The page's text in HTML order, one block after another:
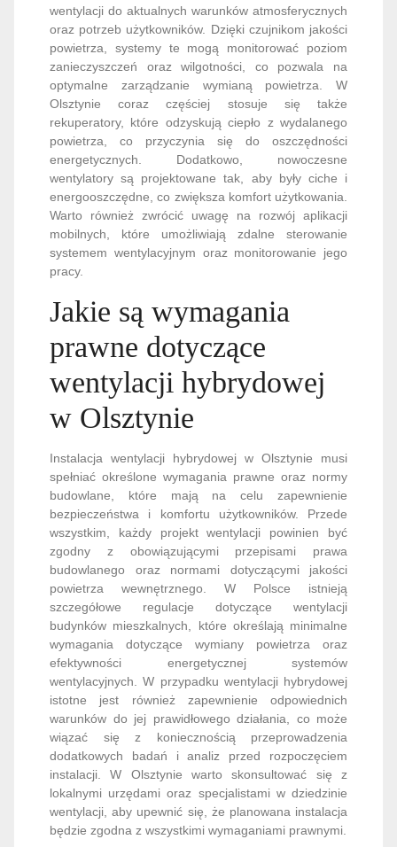
wentylacji do aktualnych warunków atmosferycznych
oraz potrzeb użytkowników. Dzięki czujnikom jakości
powietrza, systemy te mogą monitorować poziom
zanieczyszczeń oraz wilgotności, co pozwala na
optymalne zarządzanie wymianą powietrza. W
Olsztynie coraz częściej stosuje się także
rekuperatory, które odzyskują ciepło z wydalanego
powietrza, co przyczynia się do oszczędności
energetycznych. Dodatkowo, nowoczesne
wentylatory są projektowane tak, aby były ciche i
energooszczędne, co zwiększa komfort użytkowania.
Warto również zwrócić uwagę na rozwój aplikacji
mobilnych, które umożliwiają zdalne sterowanie
systemem wentylacyjnym oraz monitorowanie jego
pracy.
Jakie są wymagania
prawne dotyczące
wentylacji hybrydowej
w Olsztynie
Instalacja wentylacji hybrydowej w Olsztynie musi
spełniać określone wymagania prawne oraz normy
budowlane, które mają na celu zapewnienie
bezpieczeństwa i komfortu użytkowników. Przede
wszystkim, każdy projekt wentylacji powinien być
zgodny z obowiązującymi przepisami prawa
budowlanego oraz normami dotyczącymi jakości
powietrza wewnętrznego. W Polsce istnieją
szczegółowe regulacje dotyczące wentylacji
budynków mieszkalnych, które określają minimalne
wymagania dotyczące wymiany powietrza oraz
efektywności energetycznej systemów
wentylacyjnych. W przypadku wentylacji hybrydowej
istotne jest również zapewnienie odpowiednich
warunków do jej prawidłowego działania, co może
wiązać się z koniecznością przeprowadzenia
dodatkowych badań i analiz przed rozpoczęciem
instalacji. W Olsztynie warto skonsultować się z
lokalnymi urzędami oraz specjalistami w dziedzinie
wentylacji, aby upewnić się, że planowana instalacja
będzie zgodna z wszystkimi wymaganiami prawnymi.